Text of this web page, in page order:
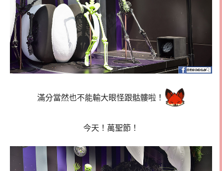
滿分當然也不能輸大眼怪跟骷髏啦！
今天！萬聖節！